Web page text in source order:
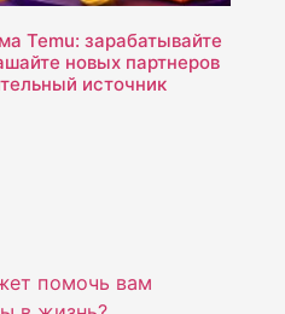
Temu: зарабатывайте
новых партнеров
источник